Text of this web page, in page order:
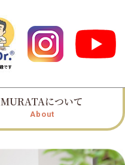
MURATAについて
About